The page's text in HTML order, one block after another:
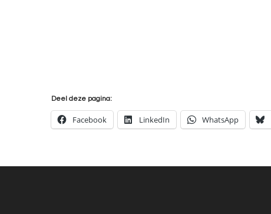
Deel deze pagina:
Facebook LinkedIn WhatsApp